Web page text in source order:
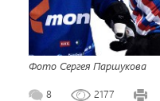
Фото Сергея Паршукова
8 2177